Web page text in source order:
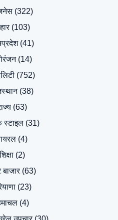
(322)
(103)
(41)
(14)
(752)
(38)
(63)
स्टाइल(31)
(4)
(2)
(63)
(23)
(4)